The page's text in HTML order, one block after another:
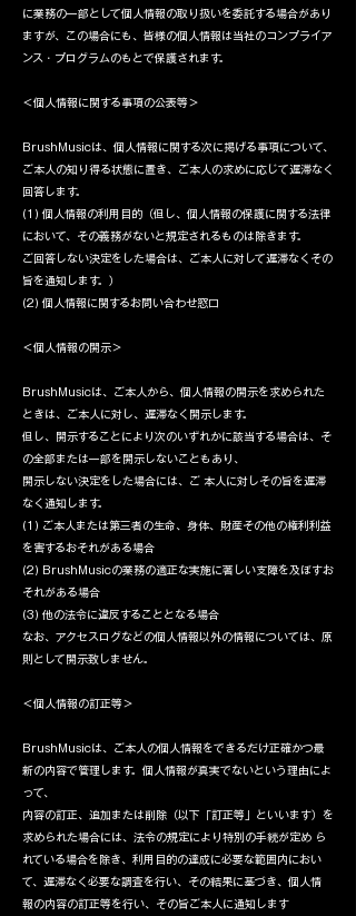
に業務の一部として個人情報の取り扱いを委託する場合があり
ますが、この場合にも、皆様の個人情報は当社のコンプライア
ンス・プログラムのもとで保護されます。
＜個人情報に関する事項の公表等＞
BrushMusicは、個人情報に関する次に掲げる事項について、
ご本人の知り得る状態に置き、ご本人の求めに応じて遅滞なく
回答します。
(1) 個人情報の利用目的（但し、個人情報の保護に関する法律
において、その義務がないと規定されるものは除きます。
ご回答しない決定をした場合は、ご本人に対して遅滞なくその
旨を通知します。）
(2) 個人情報に関するお問い合わせ窓口
＜個人情報の開示＞
BrushMusicは、ご本人から、個人情報の開示を求められた
ときは、ご本人に対し、遅滞なく開示します。
但し、開示することにより次のいずれかに該当する場合は、そ
の全部または一部を開示しないこともあり、
開示しない決定をした場合には、ご 本人に対しその旨を遅滞
なく通知します。
(1) ご本人または第三者の生命、身体、財産その他の権利利益
を害するおそれがある場合
(2) BrushMusicの業務の適正な実施に著しい支障を及ぼすお
それがある場合
(3) 他の法令に違反することとなる場合
なお、アクセスログなどの個人情報以外の情報については、原
則として開示致しません。
＜個人情報の訂正等＞
BrushMusicは、ご本人の個人情報をできるだけ正確かつ最
新の内容で管理します。個人情報が真実でないという理由によ
って、
内容の訂正、追加または削除（以下「訂正等」といいます）を
求められた場合には、法令の規定により特別の手続が定め ら
れている場合を除き、利用目的の達成に必要な範囲内におい
て、遅滞なく必要な調査を行い、その結果に基づき、個人情
報の内容の訂正等を行い、その旨ご本人に通知します